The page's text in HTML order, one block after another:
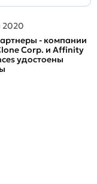
2020
- компании
Corp. и Affinity
удостоены